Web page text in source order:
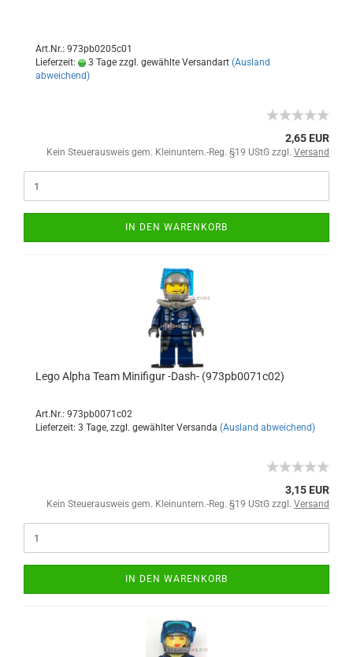
Art.Nr.: 973pb0205c01
Lieferzeit:
3 Tage zzgl. gewählte Versandart (Ausland
abweichend)
2,65 EUR
Kein Steuerausweis gem. Kleinuntern.-Reg. §19 UStG zzgl. Versand
IN DEN WARENKORB
Lego Alpha Team Minifigur -Dash- (973pb0071c02)
Art.Nr.: 973pb0071c02
Lieferzeit: 3 Tage, zzgl. gewählter Versanda (Ausland abweichend)
3,15 EUR
Kein Steuerausweis gem. Kleinuntern.-Reg. §19 UStG zzgl. Versand
IN DEN WARENKORB